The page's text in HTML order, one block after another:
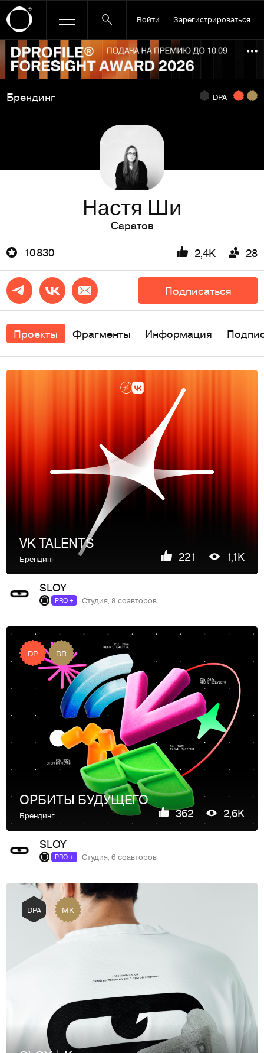
Войти Зарегистрироваться
Ссылка баннера
Брендинг DPA
Настя Ши
Саратов
10 830
2,4K 28
Подписаться
Проекты Фрагменты Информация
VK TALENTS
Брендинг 221 1,1K
SLOY
PRO + Студия, 8 соавторов
DP BR
ОРБИТЫ БУДУЩЕГО
Брендинг 362 2,6K
SLOY
PRO + Студия, 6 соавторов
DPA MK